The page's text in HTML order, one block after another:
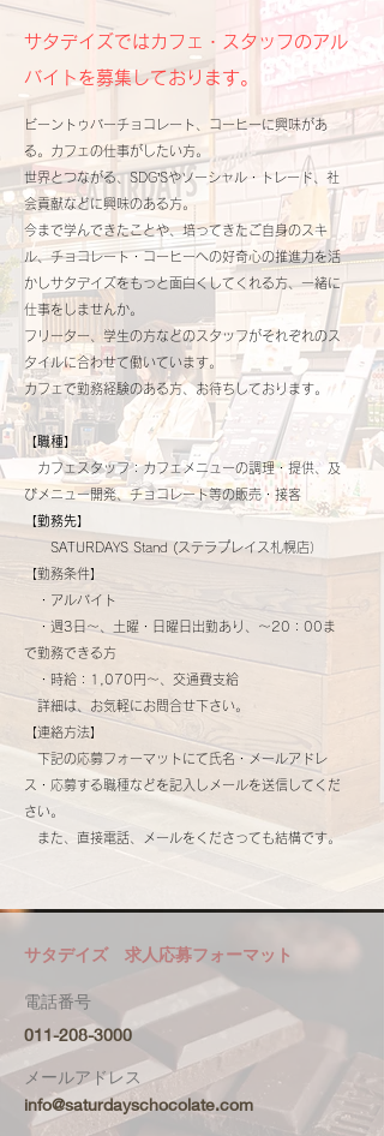
サタデイズではカフェ・スタッフのアル
バイトを募集しております。
ビーントゥバーチョコレート、コーヒーに興味があ
る。カフェの仕事がしたい方。
世界とつながる、SDG’Sやソーシャル・トレード、社
会貢献などに興味のある方。
​今まで学んできたことや、培ってきたご自身のスキ
ル、チョコレート・コーヒーへの好奇心の推進力を活
かしサタデイズをもっと面白くしてくれる方、一緒に
仕事をしませんか。
フリーター、学生の方などのスタッフがそれぞれのス
タイルに合わせて働いています。
​カフェで勤務経験のある方、お待ちしております。
【職種】
カフェスタッフ：カフェメニューの調理・提供、及
びメニュー開発、チョコレート等の販売・接客
【勤務先】
SATURDAYS Stand (ステラプレイス札幌店）
【勤務条件】
・アルバイト
・週3日～、土曜・日曜日出勤あり、～20：00ま
で勤務できる方
​ ・時給：1,070円～、交通費支給
詳細は、お気軽にお問合せ下さい。
【連絡方法】
下記の応募フォーマットにて氏名・メールアドレ
ス・応募する職種などを記入しメールを送信してくだ
さい。
また、直接電話、メールをくださっても結構です。
サタデイズ 求人応募フォーマット
電話番号
011-208-3000
メールアドレス
info@saturdayschocolate.com